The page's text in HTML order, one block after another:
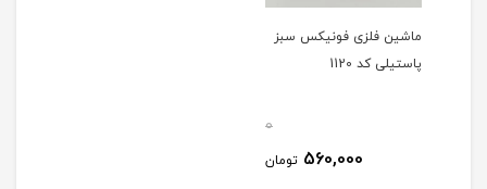
ماشین فلزی فونیکس سبز
پاستیلی کد 1120
0
560,000 تومان